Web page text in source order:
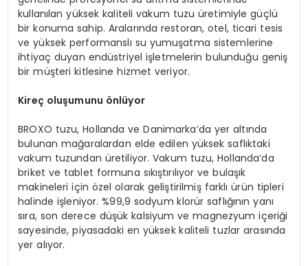
kullanılan yüksek kaliteli vakum tuzu üretimiyle güçlü
bir konuma sahip. Aralarında restoran, otel, ticari tesis
ve yüksek performanslı su yumuşatma sistemlerine
ihtiyaç duyan endüstriyel işletmelerin bulunduğu geniş
bir müşteri kitlesine hizmet veriyor.
Kireç oluşumunu önlüyor
BROXO tuzu, Hollanda ve Danimarka’da yer altında
bulunan mağaralardan elde edilen yüksek saflıktaki
vakum tuzundan üretiliyor. Vakum tuzu, Hollanda’da
briket ve tablet formuna sıkıştırılıyor ve bulaşık
makineleri için özel olarak geliştirilmiş farklı ürün tipleri
halinde işleniyor. %99,9 sodyum klorür saflığının yanı
sıra, son derece düşük kalsiyum ve magnezyum içeriği
sayesinde, piyasadaki en yüksek kaliteli tuzlar arasında
yer alıyor.